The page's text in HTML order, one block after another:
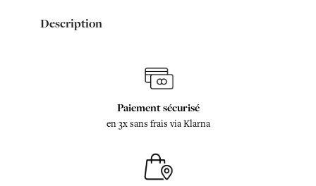
Description
Paiement sécurisé
en 3x sans frais via Klarna